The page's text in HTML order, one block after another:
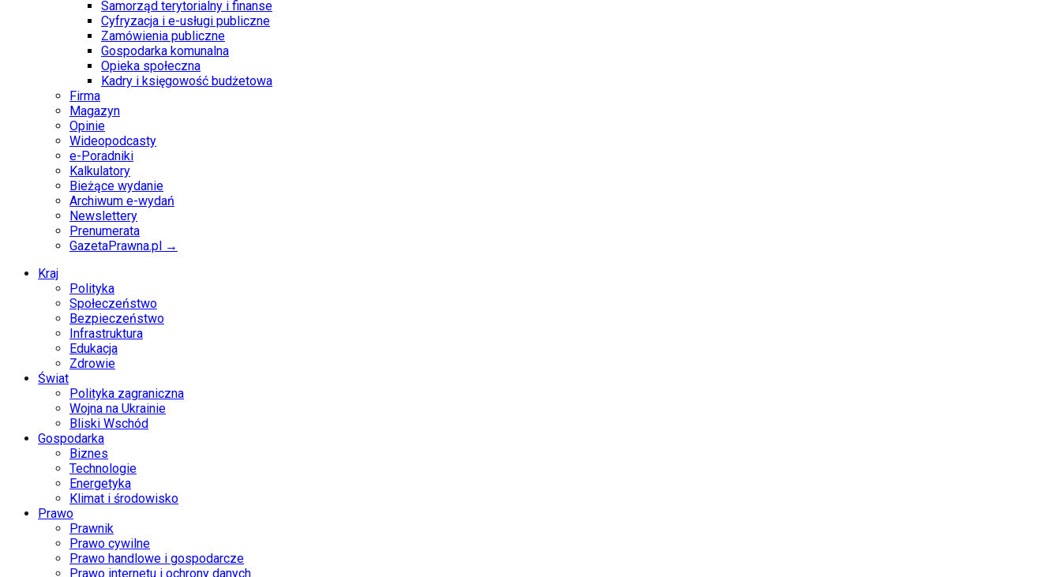
Samorząd terytorialny i finanse
Cyfryzacja i e-usługi publiczne
Zamówienia publiczne
Gospodarka komunalna
Opieka społeczna
Kadry i księgowość budżetowa
Firma
Magazyn
Opinie
Wideopodcasty
e-Poradniki
Kalkulatory
Bieżące wydanie
Archiwum e-wydań
Newslettery
Prenumerata
GazetaPrawna.pl →
Kraj
Polityka
Społeczeństwo
Bezpieczeństwo
Infrastruktura
Edukacja
Zdrowie
Świat
Polityka zagraniczna
Wojna na Ukrainie
Bliski Wschód
Gospodarka
Biznes
Technologie
Energetyka
Klimat i środowisko
Prawo
Prawnik
Prawo cywilne
Prawo handlowe i gospodarcze
Prawo internetu i ochrony danych